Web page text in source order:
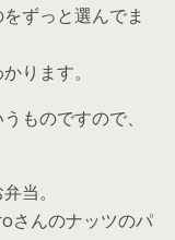
ずっと選んでま
ります。
ものですので、
当。
さんのナッツのパ